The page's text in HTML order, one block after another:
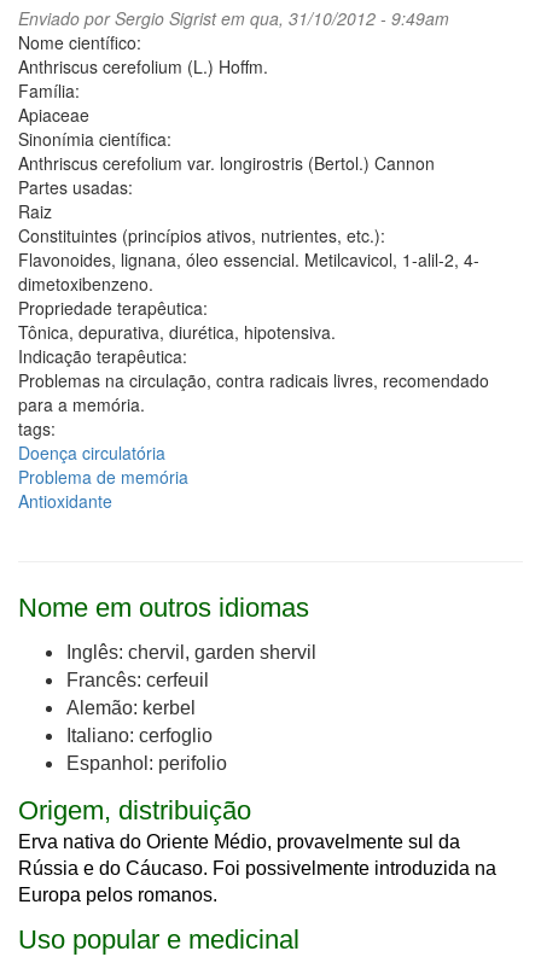
Enviado porSergio Sigristem qua, 31/10/2012 - 9:49am
Nome científico:
Anthriscus cerefolium (L.) Hoffm.
Família:
Apiaceae
Sinonímia científica:
Anthriscus cerefolium var. longirostris (Bertol.) Cannon
Partes usadas:
Raiz
Constituintes (princípios ativos, nutrientes, etc.):
Flavonoides, lignana, óleo essencial. Metilcavicol, 1-alil-2, 4-
dimetoxibenzeno.
Propriedade terapêutica:
Tônica, depurativa, diurética, hipotensiva.
Indicação terapêutica:
Problemas na circulação, contra radicais livres, recomendado
para a memória.
tags:
Doença circulatória
Problema de memória
Antioxidante
Nome em outros idiomas
Inglês: chervil, garden shervil
Francês: cerfeuil
Alemão: kerbel
Italiano: cerfoglio
Espanhol: perifolio
Origem, distribuição
Erva nativa do Oriente Médio, provavelmente sul da
Rússia e do Cáucaso. Foi possivelmente introduzida na
Europa pelos romanos.
Uso popular e medicinal